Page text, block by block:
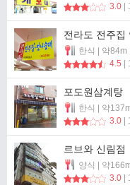
3.0 |
전라도 전주집
한식 | 약84m
4.5 |
포도원삼계탕
한식 | 약
3.0 |
르브와 신림점
양식 | 약
3.0 |